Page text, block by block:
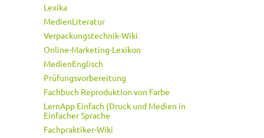
Lexika
MedienLiteratur
Verpackungstechnik-Wiki
Online-Marketing-Lexikon
MedienEnglisch
Prüfungsvorbereitung
Fachbuch Reproduktion von Farbe
LernApp Einfach (Druck und Medien in
Einfacher Sprache
Fachpraktiker-Wiki